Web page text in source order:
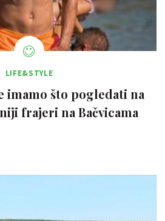
LIFE&STYLE
imamo što pogledati na
frajeri na Bačvicama